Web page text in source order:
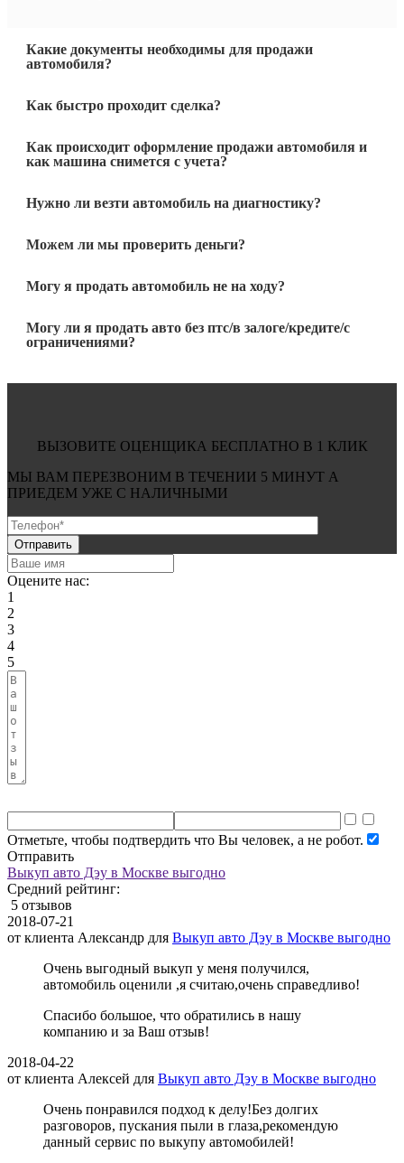
Какие документы необходимы для продажи
автомобиля?
Как быстро проходит сделка?
Как происходит оформление продажи автомобиля и
как машина снимется с учета?
Нужно ли везти автомобиль на диагностику?
Можем ли мы проверить деньги?
Могу я продать автомобиль не на ходу?
Могу ли я продать авто без птс/в залоге/кредите/с
ограничениями?
ВЫЗОВИТЕ ОЦЕНЩИКА БЕСПЛАТНО В 1 КЛИК
МЫ ВАМ ПЕРЕЗВОНИМ В ТЕЧЕНИИ 5 МИНУТ А
ПРИЕДЕМ УЖЕ С НАЛИЧНЫМИ
Оцените нас:
1
2
3
4
5
Отметьте, чтобы подтвердить что Вы человек, а не робот.
Отправить
Выкуп авто Дэу в Москве выгодно
Средний рейтинг:
5 отзывов
2018-07-21
от клиента Александр для Выкуп авто Дэу в Москве выгодно
Очень выгодный выкуп у меня получился,
автомобиль оценили ,я считаю,очень справедливо!
Спасибо большое, что обратились в нашу
компанию и за Ваш отзыв!
2018-04-22
от клиента Алексей для Выкуп авто Дэу в Москве выгодно
Очень понравился подход к делу!Без долгих
разговоров, пускания пыли в глаза,рекомендую
данный сервис по выкупу автомобилей!